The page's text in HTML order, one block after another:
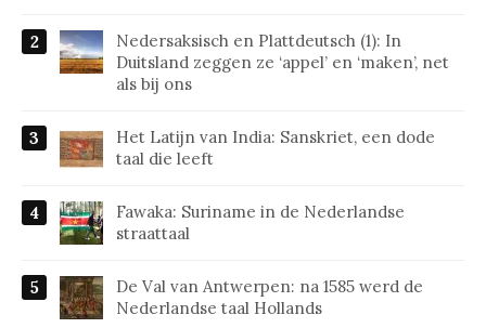
Nedersaksisch en Plattdeutsch (1): In
Duitsland zeggen ze ‘appel’ en ‘maken’, net
als bij ons
Het Latijn van India: Sanskriet, een dode
taal die leeft
Fawaka: Suriname in de Nederlandse
straattaal
De Val van Antwerpen: na 1585 werd de
Nederlandse taal Hollands